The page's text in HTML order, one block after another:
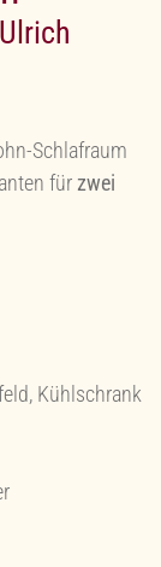
Schlafraum
für zwei
Kühlschrank